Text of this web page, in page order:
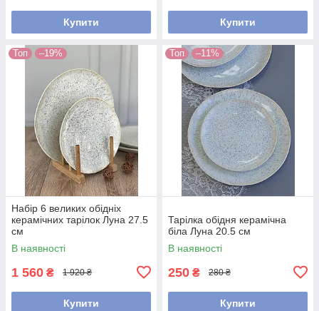
Купити Купити
Топ –19%
Набір 6 великих обідніх
керамічних тарілок Луна 27.5
см
В наявності
1 560 ₴ 1 920 ₴
Купити
Топ –11%
Тарілка обідня керамічна
біла Луна 20.5 см
В наявності
250 ₴ 280 ₴
Купити